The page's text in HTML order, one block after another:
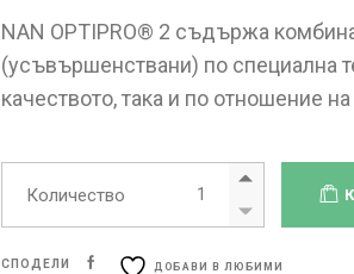
NAN OPTIPRO® 2 съдържа
(усъвършенствани) по специална
качеството, така и по отношение
Количество
СПОДЕЛИ ДОБАВИ В ЛЮБИМИ